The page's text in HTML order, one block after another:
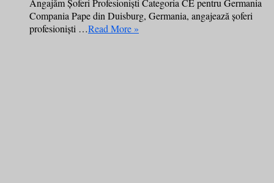
Angajăm Șoferi Profesioniști Categoria CE pentru Germania
Compania Pape din Duisburg, Germania, angajează șoferi
profesioniști …Read More »